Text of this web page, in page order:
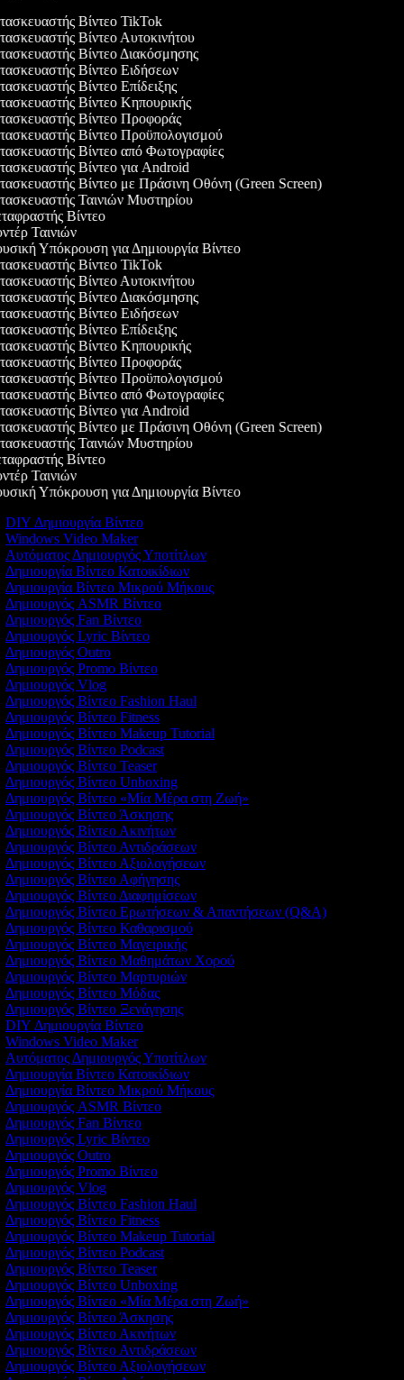
Βίντεο TikTok
Βίντεο Αυτοκινήτου
Βίντεο Διακόσμησης
Βίντεο Ειδήσεων
Βίντεο Επίδειξης
Βίντεο Κηπουρικής
Βίντεο Προφοράς
Βίντεο Προϋπολογισμού
Βίντεο από Φωτογραφίες
Βίντεο για Android
Βίντεο με Πράσινη Οθόνη (Green Screen)
Ταινιών Μυστηρίου
Βίντεο
Ταινιών
Υπόκρουση για Δημιουργία Βίντεο
Βίντεο TikTok
Βίντεο Αυτοκινήτου
Βίντεο Διακόσμησης
Βίντεο Ειδήσεων
Βίντεο Επίδειξης
Βίντεο Κηπουρικής
Βίντεο Προφοράς
Βίντεο Προϋπολογισμού
Βίντεο από Φωτογραφίες
Βίντεο για Android
Βίντεο με Πράσινη Οθόνη (Green Screen)
Ταινιών Μυστηρίου
Βίντεο
Ταινιών
Υπόκρουση για Δημιουργία Βίντεο
DIY Δημιουργία Βίντεο
Windows Video Maker
Αυτόματος Δημιουργός Υποτίτλων
Δημιουργία Βίντεο Κατοικίδιων
Δημιουργία Βίντεο Μικρού Μήκους
Δημιουργός ASMR Βίντεο
Δημιουργός Fan Βίντεο
Δημιουργός Lyric Βίντεο
Δημιουργός Outro
Δημιουργός Promo Βίντεο
Δημιουργός Vlog
Δημιουργός Βίντεο Fashion Haul
Δημιουργός Βίντεο Fitness
Δημιουργός Βίντεο Makeup Tutorial
Δημιουργός Βίντεο Podcast
Δημιουργός Βίντεο Teaser
Δημιουργός Βίντεο Unboxing
Δημιουργός Βίντεο «Μία Μέρα στη Ζωή»
Δημιουργός Βίντεο Άσκησης
Δημιουργός Βίντεο Ακινήτων
Δημιουργός Βίντεο Αντιδράσεων
Δημιουργός Βίντεο Αξιολογήσεων
Δημιουργός Βίντεο Αφήγησης
Δημιουργός Βίντεο Διαφημίσεων
Δημιουργός Βίντεο Ερωτήσεων & Απαντήσεων (Q&A)
Δημιουργός Βίντεο Καθαρισμού
Δημιουργός Βίντεο Μαγειρικής
Δημιουργός Βίντεο Μαθημάτων Χορού
Δημιουργός Βίντεο Μαρτυριών
Δημιουργός Βίντεο Μόδας
Δημιουργός Βίντεο Ξενάγησης
DIY Δημιουργία Βίντεο
Windows Video Maker
Αυτόματος Δημιουργός Υποτίτλων
Δημιουργία Βίντεο Κατοικίδιων
Δημιουργία Βίντεο Μικρού Μήκους
Δημιουργός ASMR Βίντεο
Δημιουργός Fan Βίντεο
Δημιουργός Lyric Βίντεο
Δημιουργός Outro
Δημιουργός Promo Βίντεο
Δημιουργός Vlog
Δημιουργός Βίντεο Fashion Haul
Δημιουργός Βίντεο Fitness
Δημιουργός Βίντεο Makeup Tutorial
Δημιουργός Βίντεο Podcast
Δημιουργός Βίντεο Teaser
Δημιουργός Βίντεο Unboxing
Δημιουργός Βίντεο «Μία Μέρα στη Ζωή»
Δημιουργός Βίντεο Άσκησης
Δημιουργός Βίντεο Ακινήτων
Δημιουργός Βίντεο Αντιδράσεων
Δημιουργός Βίντεο Αξιολογήσεων